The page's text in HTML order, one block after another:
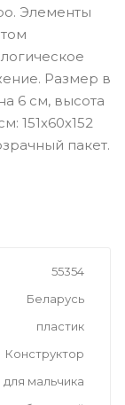
Элементы
Размер в
6 см, высота
151х60х152
пакет.
55354
Беларусь
пластик
Конструктор
для мальчика